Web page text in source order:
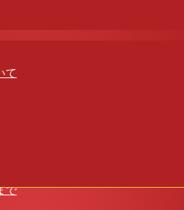
て
イル タイ古式マッサージ
で